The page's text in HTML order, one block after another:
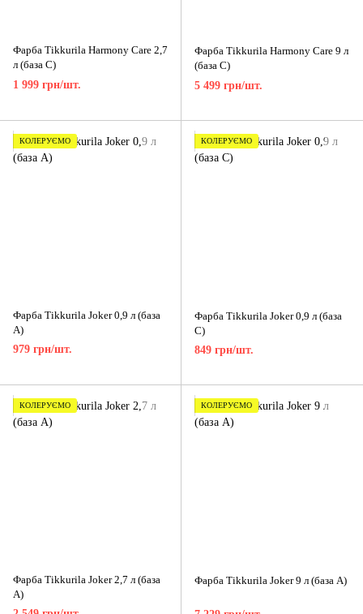
Фарба Tikkurila Harmony Care 2,7
л (база С)
1 999 грн/шт.
Фарба Tikkurila Harmony Care 9 л
(база C)
5 499 грн/шт.
КОЛЕРУЄМО
Фарба Tikkurila Joker 0,9 л (база
A)
979 грн/шт.
КОЛЕРУЄМО
Фарба Tikkurila Joker 0,9 л (база
C)
849 грн/шт.
КОЛЕРУЄМО
Фарба Tikkurila Joker 2,7 л (база
A)
КОЛЕРУЄМО
Фарба Tikkurila Joker 9 л (база A)